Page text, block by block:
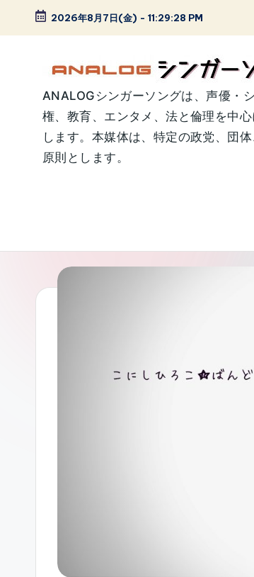
Skip
2026年8月7日(金) - 11:29:29 PM
A
N
A
G
シ
ANALOGシンガーソングは、声優・
権、教育、エンタメ、法と倫理を中
します。本媒体は、特定の政党、団
原則とします。